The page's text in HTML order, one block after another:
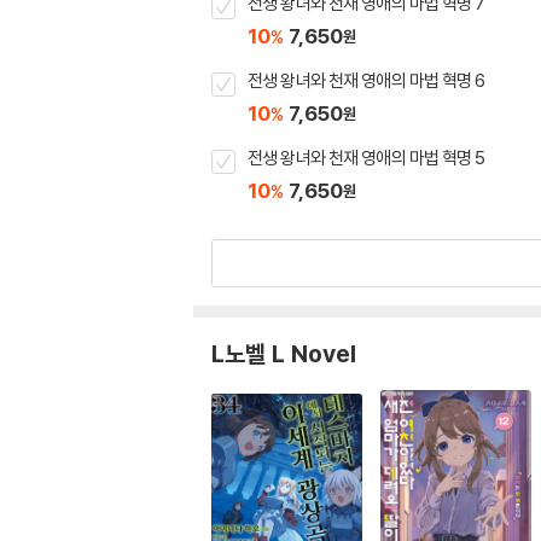
10% 7,650원
전생 왕녀와 천재 영애의 마법 혁명 6
10% 7,650원
전생 왕녀와 천재 영애의 마법 혁명 5
10% 7,650원
L노벨 L Novel